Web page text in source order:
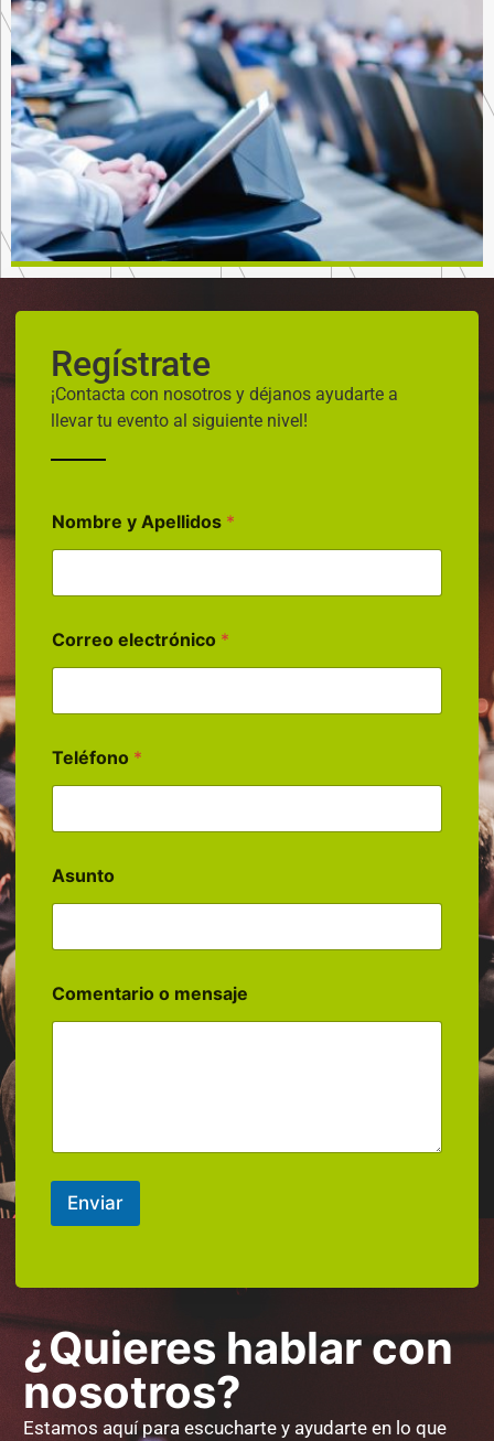
Regístrate
¡Contacta con nosotros y déjanos ayudarte a
llevar tu evento al siguiente nivel!
Nombre y Apellidos *
Correo electrónico *
Teléfono *
Asunto
Comentario o mensaje
Enviar
¿Quieres hablar con
nosotros?
Estamos aquí para escucharte y ayudarte en lo que